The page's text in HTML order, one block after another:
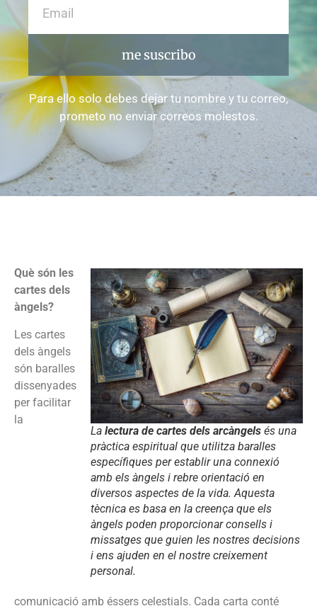
me suscribo
Para ello solo debes dejar tu nombre y tu correo,
prometo no enviar correos molestos.
La lectura de cartes dels arcàngels és una
pràctica espiritual que utilitza baralles
específiques per establir una connexió
amb els àngels i rebre orientació en
diversos aspectes de la vida. Aquesta
tècnica es basa en la creença que els
àngels poden proporcionar consells i
missatges que guien les nostres decisions
i ens ajuden en el nostre creixement
personal.
Què són les
cartes dels
àngels?
Les cartes
dels àngels
són baralles
dissenyades
per facilitar
la
comunicació amb éssers celestials. Cada carta conté